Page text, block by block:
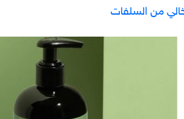
من السلفات